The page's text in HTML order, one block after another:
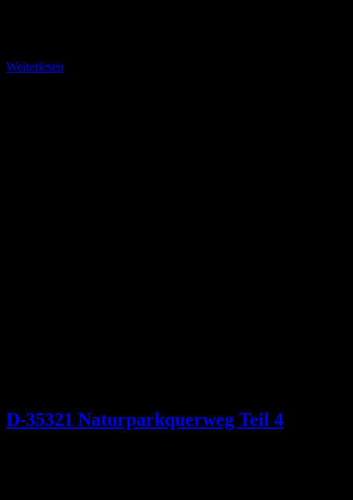
Weiterlesen
D-35321 Naturparkquerweg Teil 4